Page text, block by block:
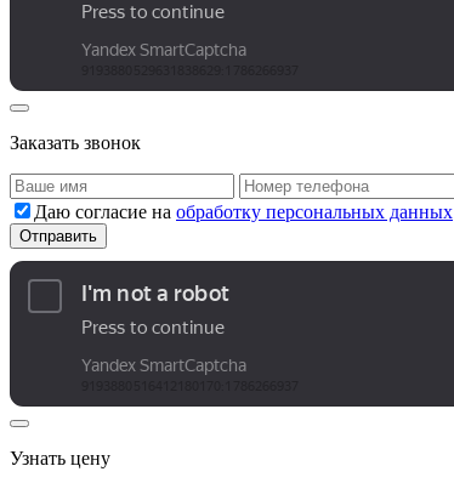
Заказать звонок
Даю согласие на обработку персональных данных
Узнать цену